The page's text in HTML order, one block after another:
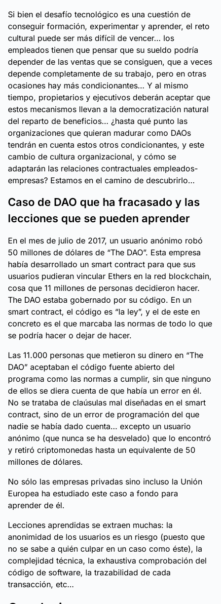
Si bien el desafío tecnológico es una cuestión de
conseguir formación, experimentar y aprender, el reto
cultural puede ser más difícil de vencer… los
empleados tienen que pensar que su sueldo podría
depender de las ventas que se consiguen, que a veces
depende completamente de su trabajo, pero en otras
ocasiones hay más condicionantes… Y al mismo
tiempo, propietarios y ejecutivos deberán aceptar que
estos mecanismos llevan a la democratización natural
del reparto de beneficios… ¿hasta qué punto las
organizaciones que quieran madurar como DAOs
tendrán en cuenta estos otros condicionantes, y este
cambio de cultura organizacional, y cómo se
adaptarán las relaciones contractuales empleados-
empresas? Estamos en el camino de descubrirlo…
Caso de DAO que ha fracasado y las
lecciones que se pueden aprender
En el mes de julio de 2017, un usuario anónimo robó
50 millones de dólares de “The DAO”. Esta empresa
había desarrollado un smart contract para que sus
usuarios pudieran vincular Ethers en la red blockchain,
cosa que 11 millones de personas decidieron hacer.
The DAO estaba gobernado por su código. En un
smart contract, el código es “la ley”, y el de este en
concreto es el que marcaba las normas de todo lo que
se podría hacer o dejar de hacer.
Las 11.000 personas que metieron su dinero en “The
DAO” aceptaban el código fuente abierto del
programa como las normas a cumplir, sin que ninguno
de ellos se diera cuenta de que había un error en él.
No se trataba de claúsulas mal diseñadas en el smart
contract, sino de un error de programación del que
nadie se había dado cuenta… excepto un usuario
anónimo (que nunca se ha desvelado) que lo encontró
y retiró criptomonedas hasta un equivalente de 50
millones de dólares.
No sólo las empresas privadas sino incluso la Unión
Europea ha estudiado este caso a fondo para
aprender de él.
Lecciones aprendidas se extraen muchas: la
anonimidad de los usuarios es un riesgo (puesto que
no se sabe a quién culpar en un caso como éste), la
complejidad técnica, la exhaustiva comprobación del
código de software, la trazabilidad de cada
transacción, etc…